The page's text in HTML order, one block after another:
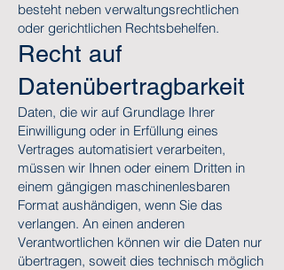
besteht neben verwaltungsrechtlichen
oder gerichtlichen Rechtsbehelfen.
Recht auf
Datenübertragbarkeit
Daten, die wir auf Grundlage Ihrer
Einwilligung oder in Erfüllung eines
Vertrages automatisiert verarbeiten,
müssen wir Ihnen oder einem Dritten in
einem gängigen maschinenlesbaren
Format aushändigen, wenn Sie das
verlangen. An einen anderen
Verantwortlichen können wir die Daten nur
übertragen, soweit dies technisch möglich